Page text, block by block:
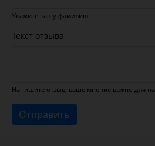
Укажите вашу фамилию
Текст отзыва
Напишите отзыв, ваше мнение важно для
Отправить